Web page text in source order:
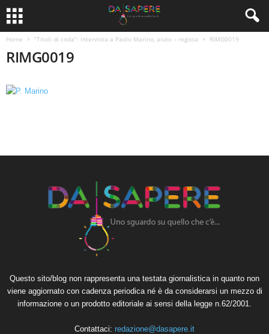
Home “Titoli di coda”: intervista a Paolo Marino, aiuto – regista RIMG0019
RIMG0019
Questo sito/blog non rappresenta una testata giornalistica in quanto non
viene aggiornato con cadenza periodica né è da considerarsi un mezzo di
informazione o un prodotto editoriale ai sensi della legge n.62/2001.
Contattaci: redazione@dasapere.it